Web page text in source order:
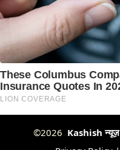
©2026 Kashish न्यूज़